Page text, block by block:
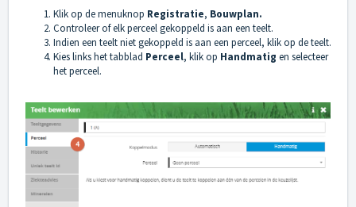
Klik op de menuknop Registratie, Bouwplan.
Controleer of elk perceel gekoppeld is aan een teelt.
Indien een teelt niet gekoppeld is aan een perceel, klik op de teelt.
Kies links het tabblad Perceel, klik op Handmatig en selecteer
het perceel.